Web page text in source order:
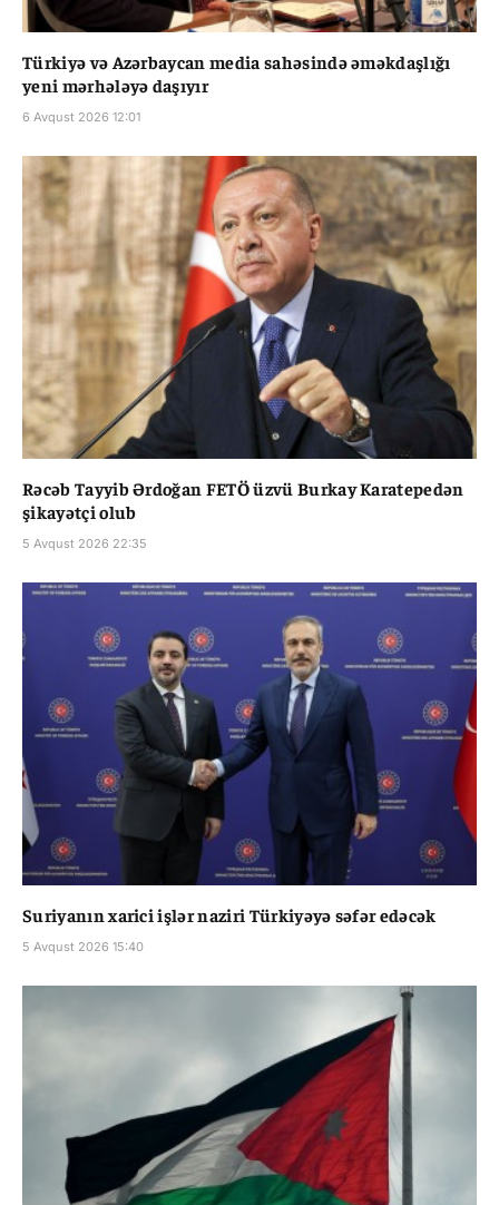
Türkiyə və Azərbaycan media sahəsində əməkdaşlığı
yeni mərhələyə daşıyır
6 Avqust 2026 12:01
Rəcəb Tayyib Ərdoğan FETÖ üzvü Burkay Karatepedən
şikayətçi olub
5 Avqust 2026 22:35
Suriyanın xarici işlər naziri Türkiyəyə səfər edəcək
5 Avqust 2026 15:40